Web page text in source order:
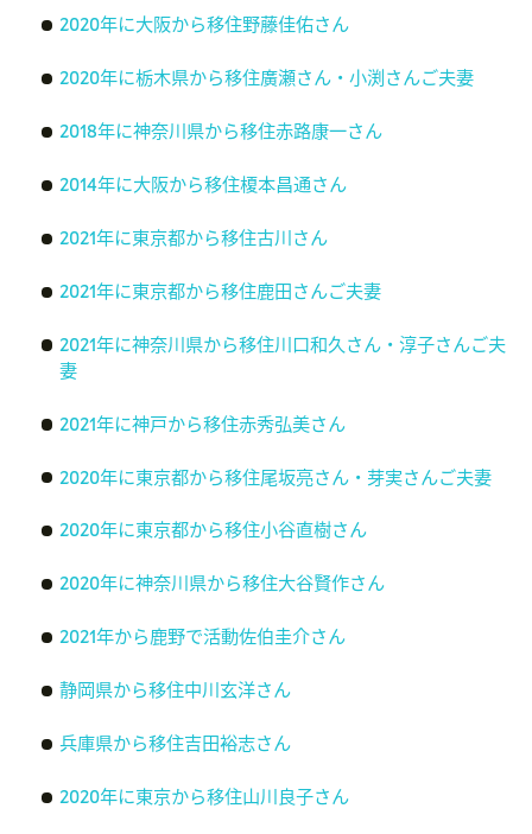
2020年に大阪から移住野藤佳佑さん
2020年に栃木県から移住廣瀬さん・小渕さんご夫妻
2018年に神奈川県から移住赤路康一さん
2014年に大阪から移住榎本昌通さん
2021年に東京都から移住古川さん
2021年に東京都から移住鹿田さんご夫妻
2021年に神奈川県から移住川口和久さん・淳子さんご夫
妻
2021年に神戸から移住赤秀弘美さん
2020年に東京都から移住尾坂亮さん・芽実さんご夫妻
2020年に東京都から移住小谷直樹さん
2020年に神奈川県から移住大谷賢作さん
2021年から鹿野で活動佐伯圭介さん
静岡県から移住中川玄洋さん
兵庫県から移住吉田裕志さん
2020年に東京から移住山川良子さん